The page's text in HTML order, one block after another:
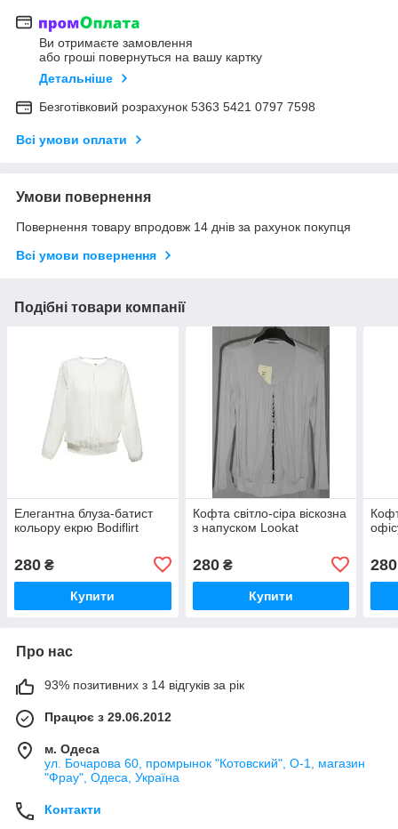
Ви отримаєте замовлення
або гроші повернуться на вашу картку
Детальніше
Безготівковий розрахунок 5363 5421 0797 7598
Всі умови оплати
Умови повернення
Повернення товару впродовж 14 днів за рахунок покупця
Всі умови повернення
Подібні товари компанії
Елегантна блуза-батист
кольору екрю Bodiflirt
280 ₴
Купити
Кофта світло-сіра віскозна
з напуском Lookat
280₴
Купити
280
Про нас
93% позитивних з 14 відгуків за рік
Працює з 29.06.2012
м. Одеса
ул. Бочарова 60, промрынок "Котовский", О-1, магазин
"Фрау", Одеса, Україна
Контакти